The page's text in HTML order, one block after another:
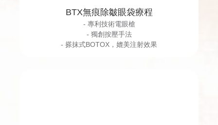
BTX無痕除皺眼袋療程
- 專利技術電眼槍
- 獨創按壓手法
- 搽抹式BOTOX，媲美注射效果